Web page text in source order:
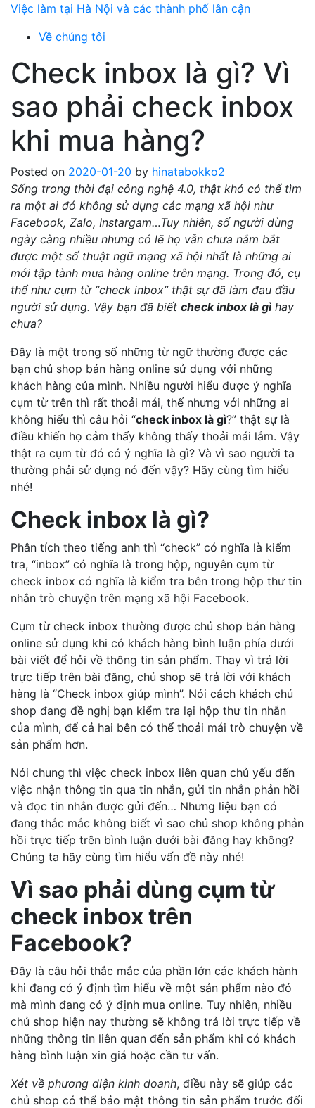
Skip
content
Việc làm tại Hà Nội và các thành phố lân cận
Về chúng tôi
Check inbox là gì? Vì
sao phải check inbox
khi mua hàng?
Posted on 2020-01-20 by hinatabokko2
Sống trong thời đại công nghệ 4.0, thật khó có thể tìm
ra một ai đó không sử dụng các mạng xã hội như
Facebook, Zalo, Instargam…Tuy nhiên, số người dùng
ngày càng nhiều nhưng có lẽ họ vẫn chưa nắm bắt
được một số thuật ngữ mạng xã hội nhất là những ai
mới tập tành mua hàng online trên mạng. Trong đó, cụ
thể như cụm từ “check inbox” thật sự đã làm đau đầu
người sử dụng. Vậy bạn đã biết check inbox là gì hay
chưa?
Đây là một trong số những từ ngữ thường được các
bạn chủ shop bán hàng online sử dụng với những
khách hàng của mình. Nhiều người hiểu được ý nghĩa
cụm từ trên thì rất thoải mái, thế nhưng với những ai
không hiểu thì câu hỏi “check inbox là gì?” thật sự là
điều khiến họ cảm thấy không thấy thoải mái lắm. Vậy
thật ra cụm từ đó có ý nghĩa là gì? Và vì sao người ta
thường phải sử dụng nó đến vậy? Hãy cùng tìm hiểu
nhé!
Check inbox là gì?
Phân tích theo tiếng anh thì “check” có nghĩa là kiểm
tra, “inbox” có nghĩa là trong hộp, nguyên cụm từ
check inbox có nghĩa là kiểm tra bên trong hộp thư tin
nhắn trò chuyện trên mạng xã hội Facebook.
Cụm từ check inbox thường được chủ shop bán hàng
online sử dụng khi có khách hàng bình luận phía dưới
bài viết để hỏi về thông tin sản phẩm. Thay vì trả lời
trực tiếp trên bài đăng, chủ shop sẽ trả lời với khách
hàng là “Check inbox giúp mình”. Nói cách khách chủ
shop đang đề nghị bạn kiểm tra lại hộp thư tin nhắn
của mình, để cả hai bên có thể thoải mái trò chuyện về
sản phẩm hơn.
Nói chung thì việc check inbox liên quan chủ yếu đến
việc nhận thông tin qua tin nhắn, gửi tin nhắn phản hồi
và đọc tin nhắn được gửi đến… Nhưng liệu bạn có
đang thắc mắc không biết vì sao chủ shop không phản
hồi trực tiếp trên bình luận dưới bài đăng hay không?
Chúng ta hãy cùng tìm hiểu vấn đề này nhé!
Vì sao phải dùng cụm từ
check inbox trên
Facebook?
Đây là câu hỏi thắc mắc của phần lớn các khách hành
khi đang có ý định tìm hiểu về một sản phẩm nào đó
mà mình đang có ý định mua online. Tuy nhiên, nhiều
chủ shop hiện nay thường sẽ không trả lời trực tiếp về
những thông tin liên quan đến sản phẩm khi có khách
hàng bình luận xin giá hoặc cần tư vấn.
Xét về phương diện kinh doanh, điều này sẽ giúp các
chủ shop có thể bảo mật thông tin sản phẩm trước đối